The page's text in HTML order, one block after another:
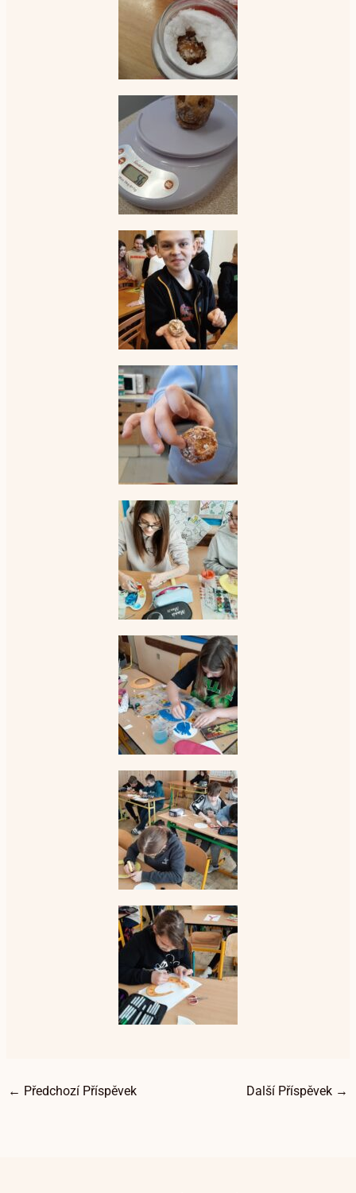
← Předchozí Příspěvek Další Příspěvek →